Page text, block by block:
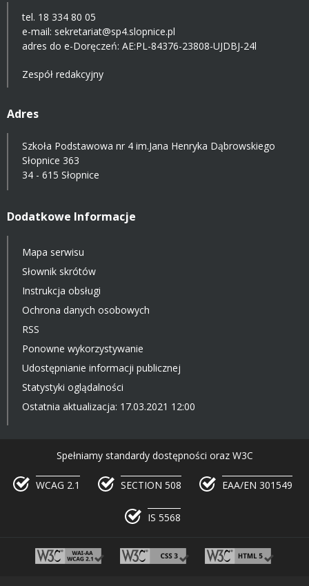
tel. 18 334 80 05
e-mail: sekretariat@sp4.slopnice.pl
adres do e-Doręczeń: AE:PL-84376-23808-UJDBJ-24l
Zespół redakcyjny
Adres
Szkoła Podstawowa nr 4 im.Jana Henryka Dąbrowskiego
Słopnice 363
34 - 615 Słopnice
Dodatkowe Informacje
Mapa serwisu
Słownik skrótów
Instrukcja obsługi
Ochrona danych osobowych
RSS
Ponowne wykorzystywanie
Udostępnianie informacji publicznej
Statystyki oglądalności
Ostatnia aktualizacja: 17.03.2021 12:00
Spełniamy standardy dostępności oraz W3C
WCAG 2.1 SECTION 508 EAA/EN 301549
IS 5568